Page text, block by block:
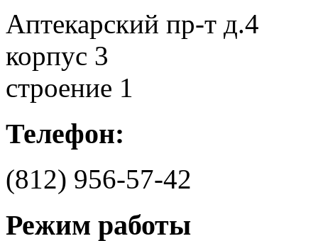
Аптекарский пр-т д.4
корпус 3
строение 1
Телефон:
(812) 956-57-42
Режим работы